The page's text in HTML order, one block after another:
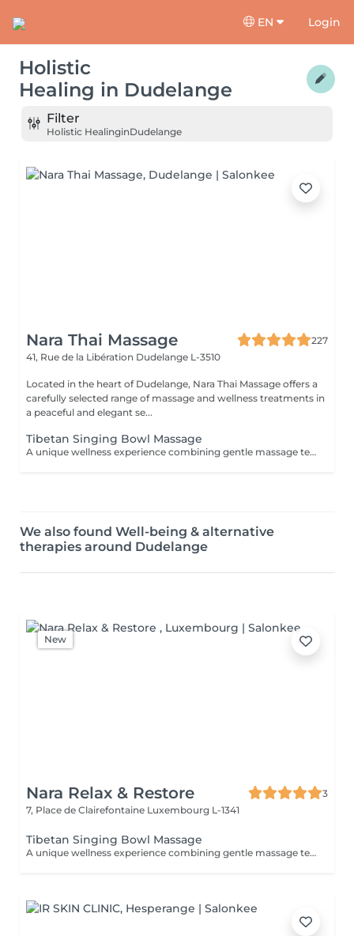
EN Login
Holistic
Healing in Dudelange
Filter
Holistic HealinginDudelange
Nara Thai Massage
227
41, Rue de la Libération Dudelange L-3510
Located in the heart of Dudelange, Nara Thai Massage offers a
carefully selected range of massage and wellness treatments in
a peaceful and elegant se...
Tibetan Singing Bowl Massage
A unique wellness experience combining gentle massage techniques, aromatic oils, and the soothing sounds of Tibetan singing bowls. The harmonious vibrations and calming tones create a deeply immersive atmosphere, helping you disconnect from daily stress and enjoy a moment of complete tranquility.
We also found Well-being & alternative
therapies around Dudelange
New
Nara Relax & Restore
3
7, Place de Clairefontaine Luxembourg L-1341
Tibetan Singing Bowl Massage
A unique wellness experience combining gentle massage techniques, aromatic oils, and the soothing sounds of Tibetan singing bowls. The harmonious vibrations and calming tones create a deeply immersive atmosphere, helping you disconnect from daily stress and enjoy a moment of complete tranquility.